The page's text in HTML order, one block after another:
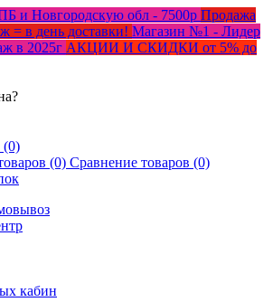
и Новгородскую обл - 7500р Продажа
= в день доставки! Магазин №1 - Лидер
в 2025г АКЦИИ И СКИДКИ от 5% до
?
(0)
Сравнение товаров (0)
кабин